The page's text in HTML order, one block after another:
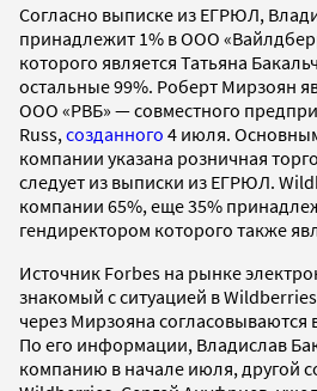
Согласно выписке из ЕГРЮЛ,
принадлежит 1% в ООО
которого является Татьяна
остальные 99%. Роберт Мирзоян
ООО «РВБ» — совместного
Russ, созданного 4 июля.
компании указана розничная
следует из выписки из ЕГРЮЛ.
компании 65%, еще 35%
гендиректором которого также
Источник Forbes на рынке
знакомый с ситуацией в
через Мирзояна
По его информации, Владислав
компанию в начале июля, другой